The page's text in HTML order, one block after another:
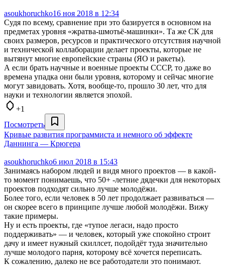
asoukhoruchko16 ноя 2018 в 12:34
Судя по всему, сравнение при это базируется в основном на
предметах уровня «жратва-шмотьё-машинки». Та же СК для
своих размеров, ресурсов и практического отсутствия научной
и технической коллаборации делает проекты, которые не
вытянут многие европейские страны (ЯО и ракеты).
А если брать научные и военные проекты СССР, то даже во
времена упадка они были уровня, которому и сейчас многие
могут завидовать. Хотя, вообще-то, прошло 30 лет, что для
науки и технологии является эпохой.
+1
Посмотреть
Кривые развития программиста и немного об эффекте
Даннинга — Крюгера
asoukhoruchko6 июл 2018 в 15:43
Занимаясь набором людей и видя много проектов — в какой-
то момент понимаешь, что 50+ -летние дядечки для некоторых
проектов подходят сильно лучше молодёжи.
Более того, если человек в 50 лет продолжает развиваться —
он скорее всего в принципе лучше любой молодёжи. Вижу
такие примеры.
Ну и есть проекты, где «тупое легаси, надо просто
поддерживать» — и человек, который уже спокойно строит
дачу и имеет нужный скиллсет, подойдёт туда значительно
лучше молодого парня, которому всё хочется переписать.
К сожалению, далеко не все работодатели это понимают.